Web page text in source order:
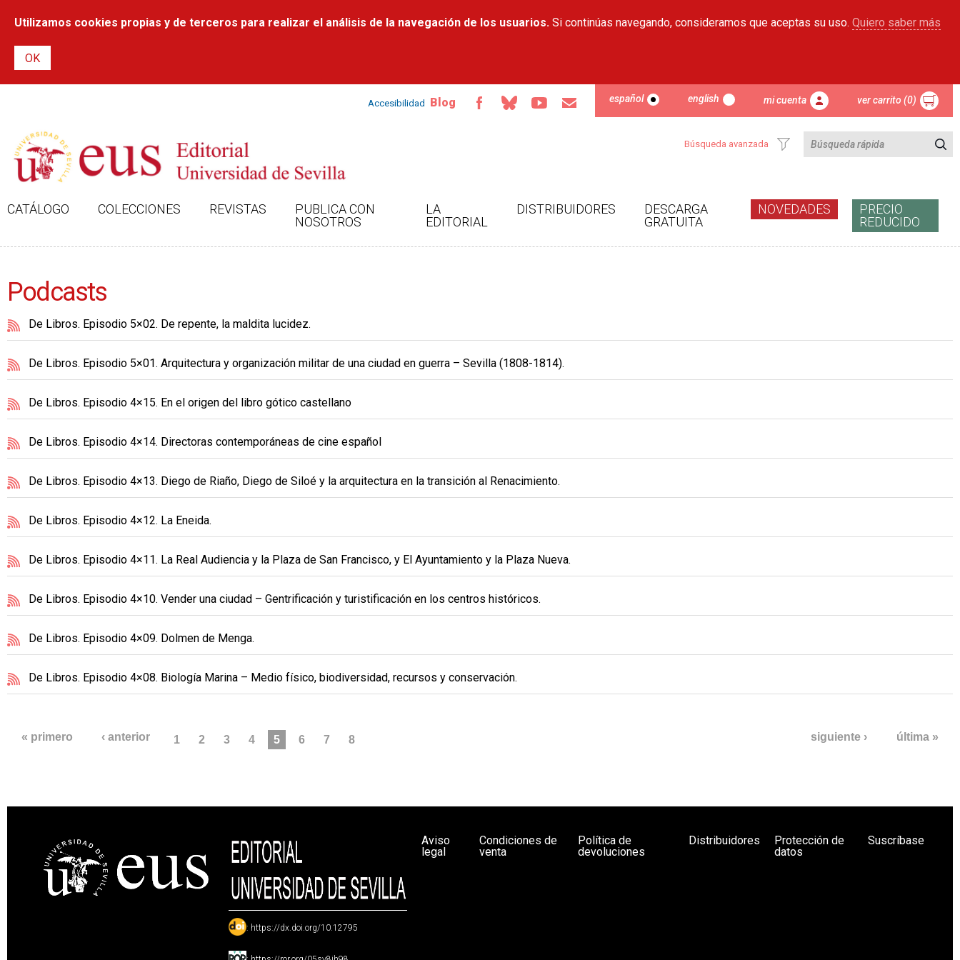
contenido
Utilizamos cookies propias y de terceros para realizar el análisis de la navegación de los usuarios. Si continúas navegando, consideramos que aceptas su uso. Quiero saber más
Accesibilidad Blog español english mi cuenta ver carrito (0)
Búsqueda avanzada
CATÁLOGO COLECCIONES REVISTAS
PUBLICA CON
NOSOTROS
LA
EDITORIAL
DISTRIBUIDORES
DESCARGA
GRATUITA
NOVEDADES
PRECIO
REDUCIDO
Podcasts
De Libros. Episodio 5×02. De repente, la maldita lucidez.
De Libros. Episodio 5×01. Arquitectura y organización militar de una ciudad en guerra – Sevilla (1808-1814).
De Libros. Episodio 4×15. En el origen del libro gótico castellano
De Libros. Episodio 4×14. Directoras contemporáneas de cine español
De Libros. Episodio 4×13. Diego de Riaño, Diego de Siloé y la arquitectura en la transición al Renacimiento.
De Libros. Episodio 4×12. La Eneida.
De Libros. Episodio 4×11. La Real Audiencia y la Plaza de San Francisco, y El Ayuntamiento y la Plaza Nueva.
De Libros. Episodio 4×10. Vender una ciudad – Gentrificación y turistificación en los centros históricos.
De Libros. Episodio 4×09. Dolmen de Menga.
De Libros. Episodio 4×08. Biología Marina – Medio físico, biodiversidad, recursos y conservación.
« primero ‹ anterior 1 2 3 4 5 6 7 8 siguiente › última »
: https://dx.doi.org/10.12795
Aviso
legal
Condiciones de
venta
Política de
devoluciones
Distribuidores
Protección de
datos
Suscríbase